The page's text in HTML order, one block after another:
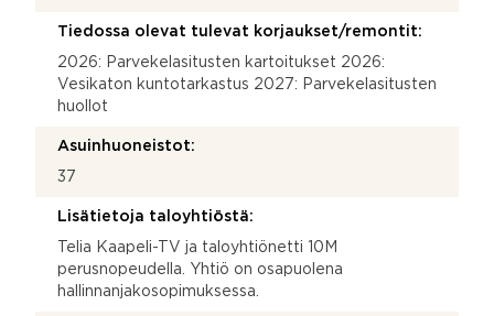
Tiedossa olevat tulevat korjaukset/remontit:
2026: Parvekelasitusten kartoitukset 2026:
Vesikaton kuntotarkastus 2027: Parvekelasitusten
huollot
Asuinhuoneistot:
37
Lisätietoja taloyhtiöstä:
Telia Kaapeli-TV ja taloyhtiönetti 10M
perusnopeudella. Yhtiö on osapuolena
hallinnanjakosopimuksessa.